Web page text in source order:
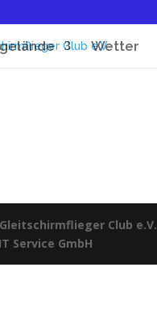
Wetter
Club e.V.
Service GmbH